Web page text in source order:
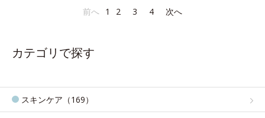
前へ 1 2 3 4 次へ
カテゴリで探す
スキンケア（169）